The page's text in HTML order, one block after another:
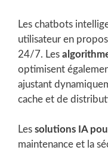
Les chatbots
utilisateur en
24/7. Les
optimisent
ajustant
cache et de
Les solutions IA
maintenance et la